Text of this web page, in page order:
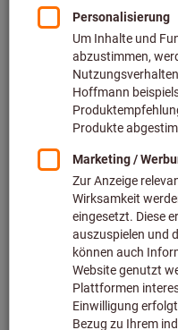
Individuelle Preisanzeige
Anmeldung.
In
Voraussichtliche
Bitte beachten
Beratung:
Diesen Artikel
da er nicht